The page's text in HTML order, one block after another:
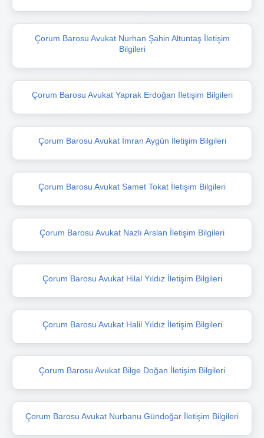
Çorum Barosu Avukat Nurhan Şahin Altuntaş İletişim
Bilgileri
Çorum Barosu Avukat Yaprak Erdoğan İletişim Bilgileri
Çorum Barosu Avukat İmran Aygün İletişim Bilgileri
Çorum Barosu Avukat Samet Tokat İletişim Bilgileri
Çorum Barosu Avukat Nazlı Arslan İletişim Bilgileri
Çorum Barosu Avukat Hilal Yıldız İletişim Bilgileri
Çorum Barosu Avukat Halil Yıldız İletişim Bilgileri
Çorum Barosu Avukat Bilge Doğan İletişim Bilgileri
Çorum Barosu Avukat Nurbanu Gündoğar İletişim Bilgileri